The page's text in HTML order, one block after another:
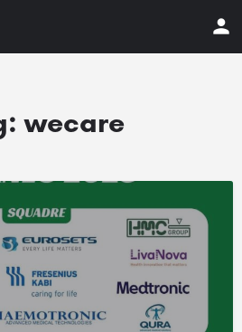
wecare